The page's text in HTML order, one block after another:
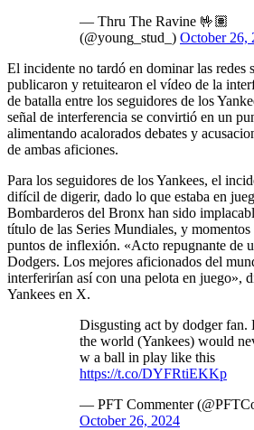
— Thru The Ravine 🤟🏽
(@young_stud_) October 26,
El incidente no tardó en dominar las redes
publicaron y retuitearon el vídeo de la
de batalla entre los seguidores de los
señal de interferencia se convirtió en un
alimentando acalorados debates y
de ambas aficiones.
Para los seguidores de los Yankees, el
difícil de digerir, dado lo que estaba en
Bombarderos del Bronx han sido
título de las Series Mundiales, y momentos
puntos de inflexión. «Acto repugnante de
Dodgers. Los mejores aficionados del
interferirían así con una pelota en juego»,
Yankees en X.
Disgusting act by dodger fan.
the world (Yankees) would
w a ball in play like this
https://t.co/DYFRtiEKKp
— PFT Commenter
October 26, 2024